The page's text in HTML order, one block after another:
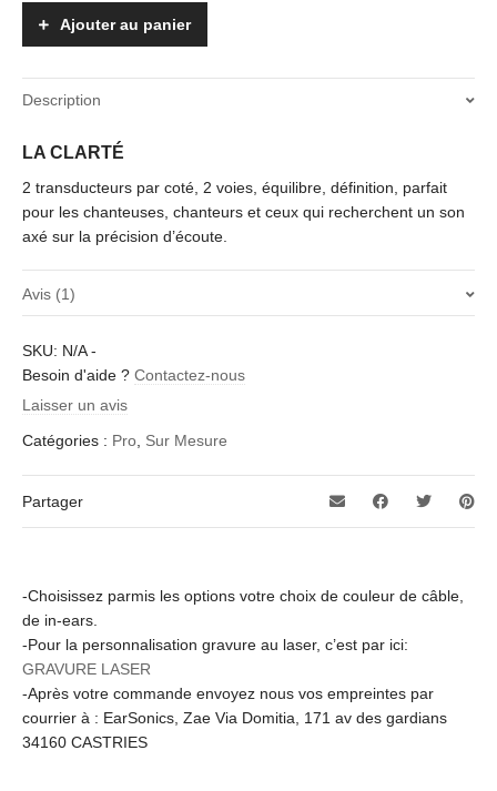
Ajouter au panier
Description
LA CLARTÉ
2 transducteurs par coté, 2 voies, équilibre, définition, parfait
pour les chanteuses, chanteurs et ceux qui recherchent un son
axé sur la précision d’écoute.
Avis (1)
Note 4
Bandhavong– 15 avril 2022
Ça fait je crois huit années que j’utilise les em2pro pour
la musique seulement, du fait De leurs linéarité il est
possible par ses goûts de les utiliser avec un câble en
rond et le dernier en V, et aussi ils auront un rendu
Ajouter un Avis
Votre adresse e-mail ne sera pas publiée. Les champs
obligatoires sont indiqués avec *
SKU: N/A-
Besoin d'aide ? Contactez-nous
Laisser un avis
Catégories : Pro, Sur Mesure
Partager
-Choisissez parmis les options votre choix de couleur de câble,
de in-ears.
-Pour la personnalisation gravure au laser, c’est par ici:
GRAVURE LASER
-Après votre commande envoyez nous vos empreintes par
courrier à : EarSonics, Zae Via Domitia, 171 av des gardians
34160 CASTRIES